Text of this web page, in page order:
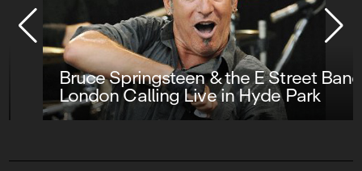
Bruce Springsteen & the E Street Band :
London Calling Live in Hyde Park